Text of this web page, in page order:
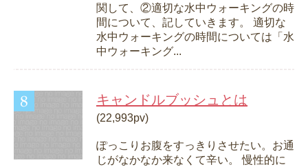
関して、②適切な水中ウォーキングの時
間について、記していきます。 適切な
水中ウォーキングの時間については「水
中ウォーキング...
キャンドルブッシュとは
(22,993pv)
ぽっこりお腹をすっきりさせたい。お通
じがなかなか来なくて辛い。 慢性的に